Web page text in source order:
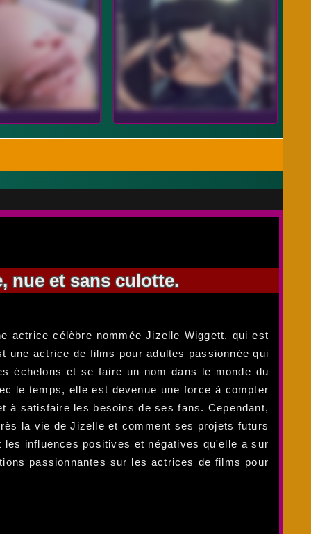
nue et sans culotte.
actrice célèbre nommée Jizelle Wiggett, qui est
une actrice de films pour adultes passionnée qui
échelons et se faire un nom dans le monde du
le temps, elle est devenue une force à compter
à satisfaire les besoins de ses fans. Cependant,
la vie de Jizelle et comment ses projets futurs
influences positives et négatives qu'elle a sur
passionnantes sur les actrices de films pour